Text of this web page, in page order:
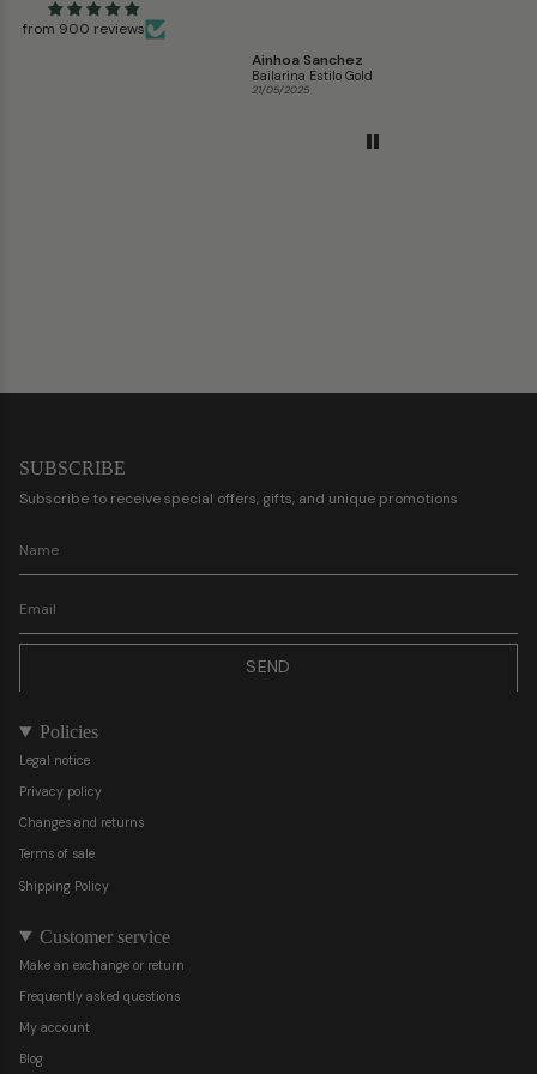
from 900 reviews
de Defloresyfloreros y seguro
que compraré mas!
Ainhoa Sanchez
Bailarina Estilo Gold
21/05/2025
SUBSCRIBE
Subscribe to receive special offers, gifts, and unique promotions
SEND
Policies
Legal notice
Privacy policy
Changes and returns
Terms of sale
Shipping Policy
Customer service
Make an exchange or return
Frequently asked questions
My account
Blog